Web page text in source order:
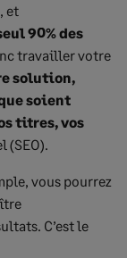
et
90% des
travailler votre
solution,
soient
titres, vos
(SEO).
vous pourrez
C’est le